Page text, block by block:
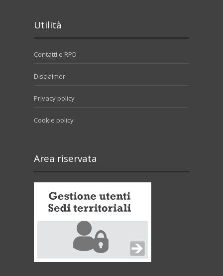
Utilità
Contatti e RPD
Disclaimer
Privacy policy
Cookie policy
Area riservata